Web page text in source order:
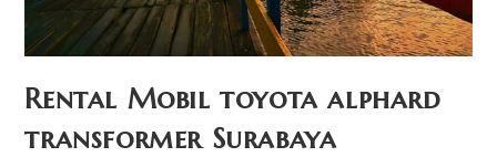
Rental Mobil toyota alphard
transformer Surabaya